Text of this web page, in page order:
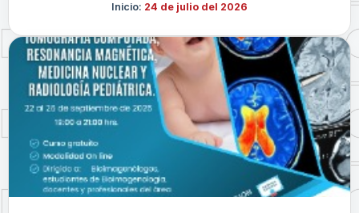
Inicio: 24 de julio del 2026